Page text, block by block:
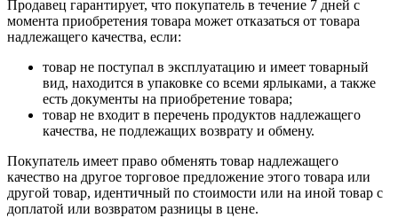
Продавец гарантирует, что покупатель в течение 7 дней с
момента приобретения товара может отказаться от товара
надлежащего качества, если:
товар не поступал в эксплуатацию и имеет товарный
вид, находится в упаковке со всеми ярлыками, а также
есть документы на приобретение товара;
товар не входит в перечень продуктов надлежащего
качества, не подлежащих возврату и обмену.
Покупатель имеет право обменять товар надлежащего
качество на другое торговое предложение этого товара или
другой товар, идентичный по стоимости или на иной товар с
доплатой или возвратом разницы в цене.